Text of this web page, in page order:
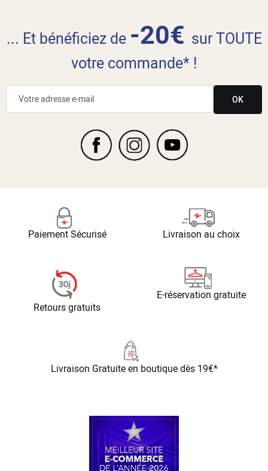
... Et bénéficiez de -20€ sur TOUTE
votre commande* !
OK
Paiement Sécurisé Livraison au choix
Retours gratuits
E-réservation gratuite
Livraison Gratuiteen boutique dès 19€*